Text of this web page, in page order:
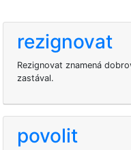
rezignovat
Rezignovat znamená
zastával.
povolit